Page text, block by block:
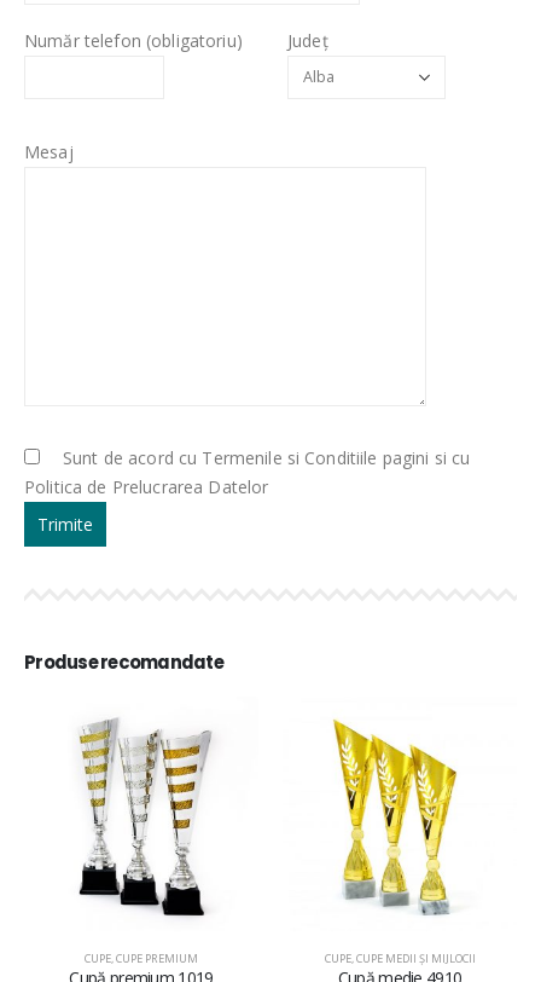
Număr telefon (obligatoriu) Județ
Mesaj
Sunt de acord cu Termenile si Conditiile pagini si cu
Politica de Prelucrarea Datelor
Produse recomandate
CUPE,CUPE PREMIUM CUPE,CUPE MEDII ŞI MIJLOCII